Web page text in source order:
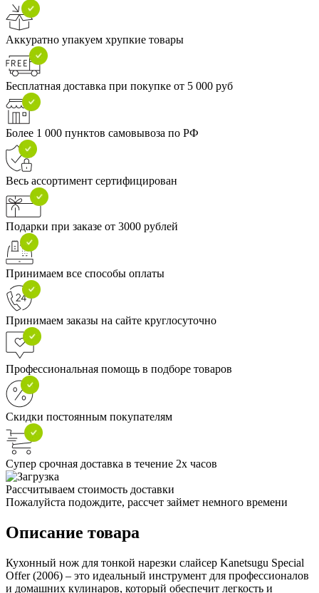
Аккуратно упакуем хрупкие товары
Бесплатная доставка при покупке от 5 000 руб
Более 1 000 пунктов самовывоза по РФ
Весь ассортимент сертифицирован
Подарки при заказе от 3000 рублей
Принимаем все способы оплаты
Принимаем заказы на сайте круглосуточно
Профессиональная помощь в подборе товаров
Скидки постоянным покупателям
Супер срочная доставка в течение 2х часов
Рассчитываем стоимость доставки
Пожалуйста подождите, рассчет займет немного времени
Описание товара
Кухонный нож для тонкой нарезки слайсер Kanetsugu Special
Offer (2006) – это идеальный инструмент для профессионалов
и домашних кулинаров, который обеспечит легкость и